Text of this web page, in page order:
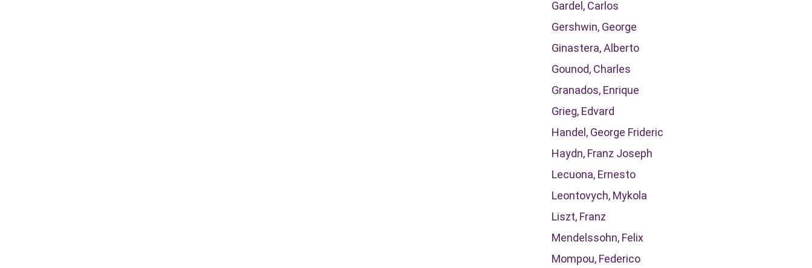
Gardel, Carlos
Gershwin, George
Ginastera, Alberto
Gounod, Charles
Granados, Enrique
Grieg, Edvard
Handel, George Frideric
Haydn, Franz Joseph
Lecuona, Ernesto
Leontovych, Mykola
Liszt, Franz
Mendelssohn, Felix
Mompou, Federico